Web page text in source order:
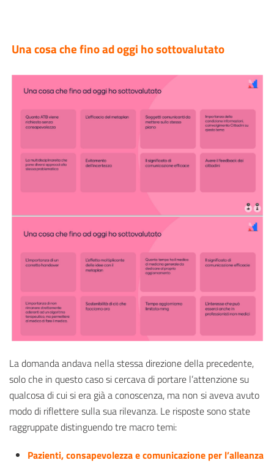
Una cosa che fino ad oggi ho sottovalutato
La domanda andava nella stessa direzione della precedente,
solo che in questo caso si cercava di portare l’attenzione su
qualcosa di cui si era già a conoscenza, ma non si aveva avuto
modo di riflettere sulla sua rilevanza. Le risposte sono state
raggruppate distinguendo tre macro temi:
Pazienti, consapevolezza e comunicazione per l’alleanza